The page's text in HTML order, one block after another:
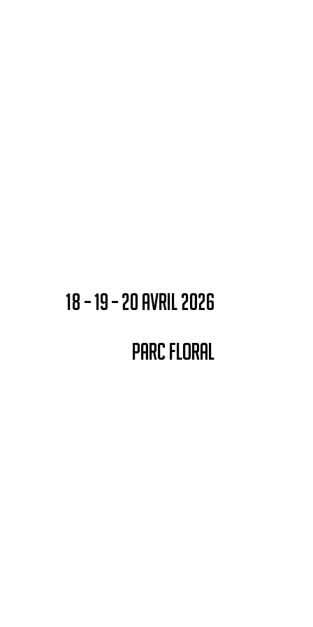
18 – 19 – 20 AVRIL 2026
PARC FLORAL